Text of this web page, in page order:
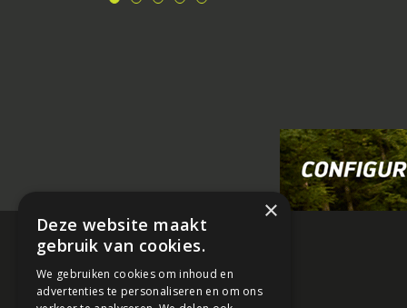
×
Deze website maakt
gebruik van cookies.
We gebruiken cookies om inhoud en
advertenties te personaliseren en om ons